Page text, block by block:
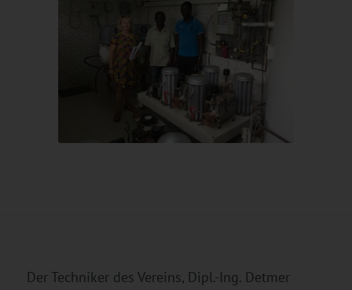
Der Techniker des Vereins, Dipl.-Ing. Detmer